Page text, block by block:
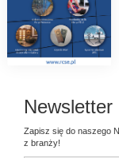
Newsletter
Zapisz się do naszego
z branży!